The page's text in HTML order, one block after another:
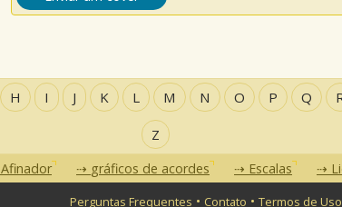
H I J K L M N O P Q
Z
Afinador gráficos de acordes Escalas
Perguntas Frequentes • Contato • Termos de Uso